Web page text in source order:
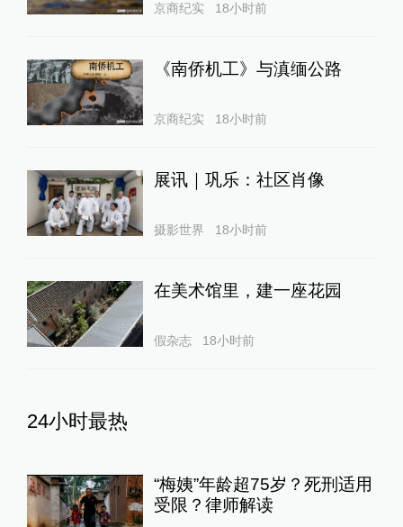
京商纪实 18小时前
《南侨机工》与滇缅公路
京商纪实 18小时前
展讯｜巩乐：社区肖像
摄影世界 18小时前
在美术馆里，建一座花园
假杂志 18小时前
24小时最热
“梅姨”年龄超75岁？死刑适用
受限？律师解读